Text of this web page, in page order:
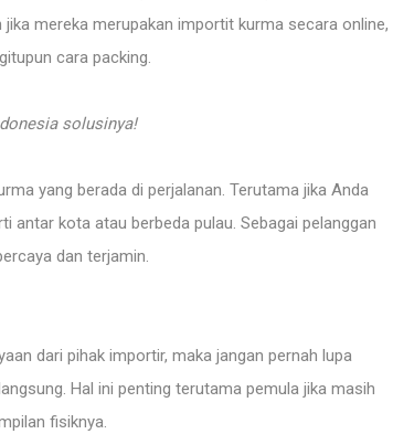
mereka merupakan importit kurma secara online,
cara packing.
solusinya!
yang berada di perjalanan. Terutama jika Anda
antar kota atau berbeda pulau. Sebagai pelanggan
dan terjamin.
dari pihak importir, maka jangan pernah lupa
Hal ini penting terutama pemula jika masih
fisiknya.